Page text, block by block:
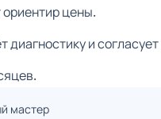
цены.
и
мастер